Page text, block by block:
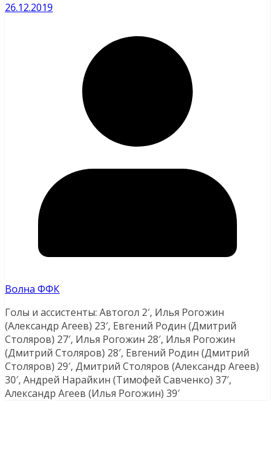
26.12.2019
Волна ФФК
Голы и ассистенты: Автогол 2′, Илья Рогожин
(Александр Агеев) 23′, Евгений Родин (Дмитрий
Столяров) 27′, Илья Рогожин 28′, Илья Рогожин
(Дмитрий Столяров) 28′, Евгений Родин (Дмитрий
Столяров) 29′, Дмитрий Столяров (Александр Агеев)
30′, Андрей Нарайкин (Тимофей Савченко) 37′,
Александр Агеев (Илья Рогожин) 39′